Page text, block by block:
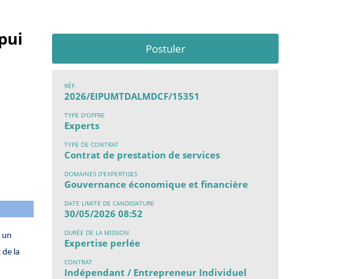
Postuler
RÉF.
2026/EIPUMTDALMDCF/15351
TYPE D'OFFRE
Experts
TYPE DE CONTRAT
Contrat de prestation de services
DOMAINES D'EXPERTISES
Gouvernance économique et financière
DATE LIMITE DE CANDIDATURE
30/05/2026 08:52
DURÉE DE LA MISSION
Expertise perlée
CONTRAT
Indépendant / Entrepreneur Individuel
un
la